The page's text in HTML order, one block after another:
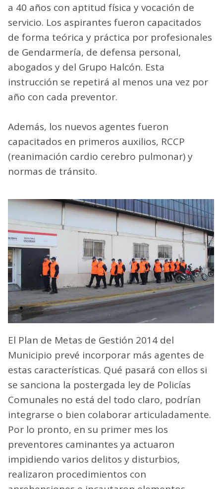
a 40 años con aptitud física y vocación de
servicio. Los aspirantes fueron capacitados
de forma teórica y práctica por profesionales
de Gendarmería, de defensa personal,
abogados y del Grupo Halcón. Esta
instrucción se repetirá al menos una vez por
año con cada preventor.
Además, los nuevos agentes fueron
capacitados en primeros auxilios, RCCP
(reanimación cardio cerebro pulmonar) y
normas de tránsito.
El Plan de Metas de Gestión 2014 del
Municipio prevé incorporar más agentes de
estas características. Qué pasará con ellos si
se sanciona la postergada ley de Policías
Comunales no está del todo claro, podrían
integrarse o bien colaborar articuladamente.
Por lo pronto, en su primer mes los
preventores caminantes ya actuaron
impidiendo varios delitos y disturbios,
realizaron procedimientos con